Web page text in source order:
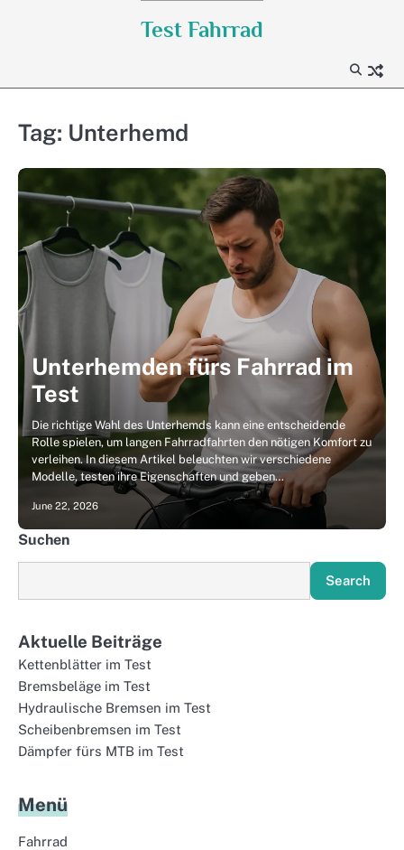
Test Fahrrad
Tag: Unterhemd
Unterhemden fürs Fahrrad im
Test
Die richtige Wahl des Unterhemds kann eine entscheidende
Rolle spielen, um langen Fahrradfahrten den nötigen Komfort zu
verleihen. In diesem Artikel beleuchten wir verschiedene
Modelle, testen ihre Eigenschaften und geben…
June 22, 2026
Suchen
Search
Aktuelle Beiträge
Kettenblätter im Test
Bremsbeläge im Test
Hydraulische Bremsen im Test
Scheibenbremsen im Test
Dämpfer fürs MTB im Test
Menü
Fahrrad